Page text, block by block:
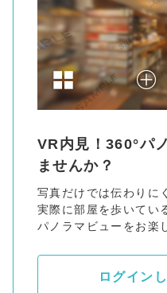
VR内見！360°パ
ませんか？
写真だけでは伝わりに
実際に部屋を歩いてい
パノラマビューをお楽
ログイン